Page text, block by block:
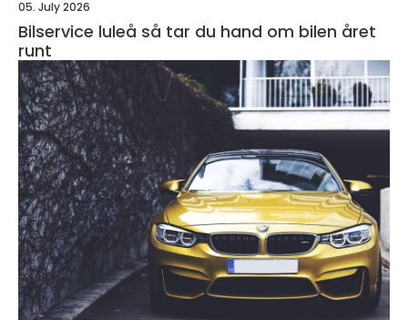
05. July 2026
Bilservice luleå så tar du hand om bilen året
runt